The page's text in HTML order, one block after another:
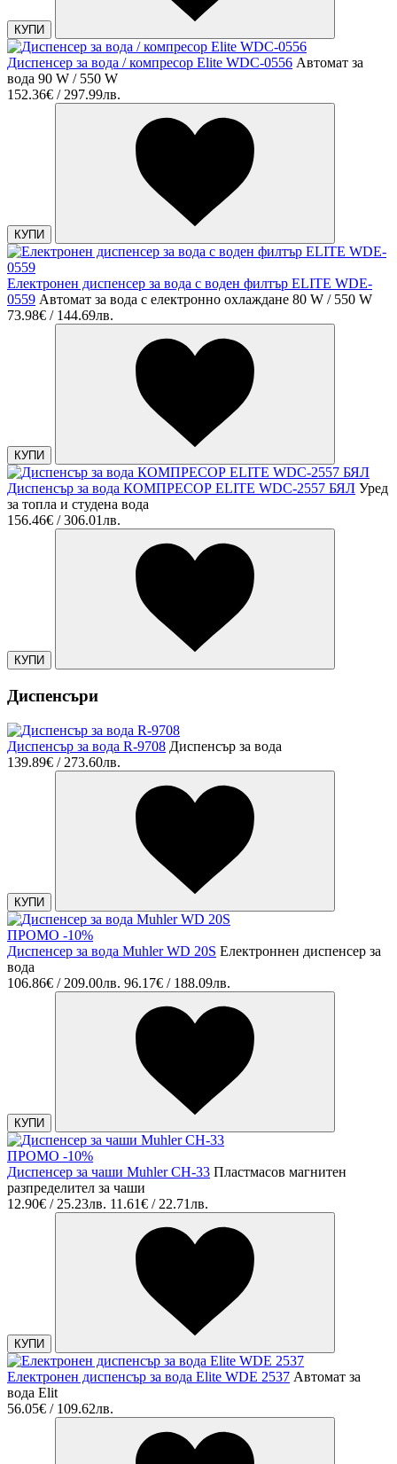
КУПИ
Диспенсер за вода / компресор Elite WDC-0556 Автомат за
вода 90 W / 550 W
152.36€ / 297.99лв.
КУПИ
Електронен диспенсер за вода с воден филтър ELITE WDE-
0559 Автомат за вода с електронно охлаждане 80 W / 550 W
73.98€ / 144.69лв.
КУПИ
Диспенсър за вода КОМПРЕСОР ELITE WDC-2557 БЯЛ Уред
за топла и студена вода
156.46€ / 306.01лв.
КУПИ
Диспенсъри
Диспенсър за вода R-9708 Диспенсър за вода
139.89€ / 273.60лв.
КУПИ
ПРОМО -10%
Диспенсер за вода Muhler WD 20S Електроннен диспенсер за
вода
106.86€ / 209.00лв. 96.17€ / 188.09лв.
КУПИ
ПРОМО -10%
Диспенсер за чаши Muhler CH-33 Пластмасов магнитен
разпределител за чаши
12.90€ / 25.23лв. 11.61€ / 22.71лв.
КУПИ
Електронен диспенсър за вода Elite WDE 2537 Автомат за
вода Elit
56.05€ / 109.62лв.